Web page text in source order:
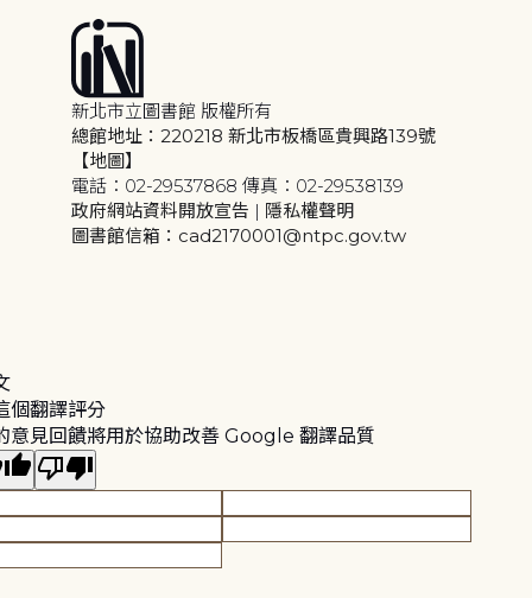
新北市立圖書館 版權所有
總館地址：220218 新北市板橋區貴興路139號
【地圖】
電話：02-29537868 傳真：02-29538139
政府網站資料開放宣告 | 隱私權聲明
圖書館信箱：cad2170001@ntpc.gov.tw
個翻譯評分
意見回饋將用於協助改善 Google 翻譯品質